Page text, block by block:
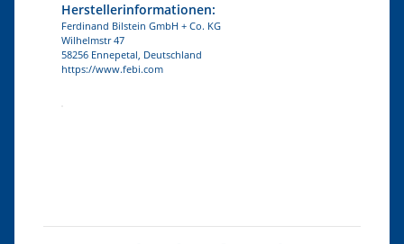
Herstellerinformationen:
Ferdinand Bilstein GmbH + Co. KG
Wilhelmstr 47
58256 Ennepetal, Deutschland
https://www.febi.com